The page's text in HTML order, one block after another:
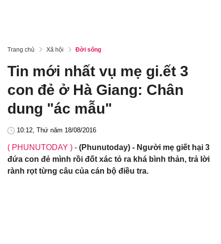
Trang chủ Xã hội Đời sống
Tin mới nhất vụ mẹ gi.ết 3
con đẻ ở Hà Giang: Chân
dung "ác mẫu"
10:12, Thứ năm 18/08/2016
( PHUNUTODAY ) - (Phunutoday) - Người mẹ giết hại 3
đứa con đẻ mình rồi đốt xác tỏ ra khá bình thản, trả lời
rành rọt từng câu của cán bộ điều tra.